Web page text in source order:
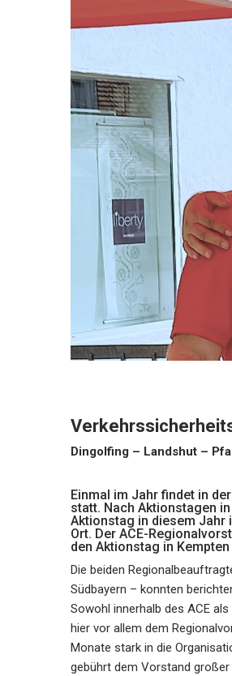
Dingolfing – Landshut –
Einmal im Jahr findet in
statt. Nach Aktionstagen
Aktionstag in diesem Jahr
Ort. Der ACE-
den Aktionstag in
Die beiden
Südbayern – konnten
Sowohl innerhalb des ACE
hier vor allem dem
Monate stark in die
gebührt dem Vorstand großer